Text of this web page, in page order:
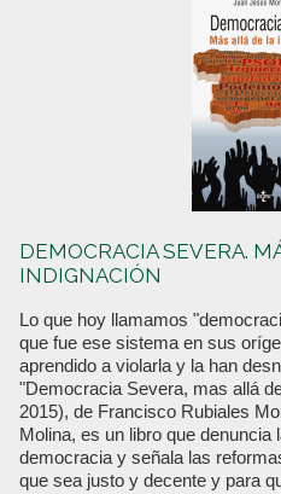
DEMOCRACIA SEVERA.
INDIGNACIÓN
Lo que hoy llamamos
que fue ese sistema en sus
aprendido a violarla y la han
"Democracia Severa, mas allá
2015), de Francisco Rubiales
Molina, es un libro que denuncia
democracia y señala las
que sea justo y decente y para